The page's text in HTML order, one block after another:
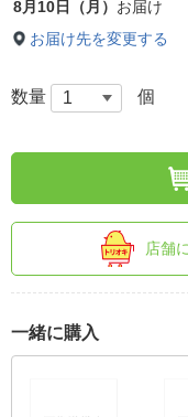
8月10日（月） お届け
お届け先を変更する
数量 個
店舗
一緒に購入